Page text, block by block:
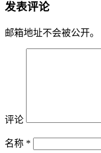
发表评论
邮箱地址不会被公开。
评论
名称 *